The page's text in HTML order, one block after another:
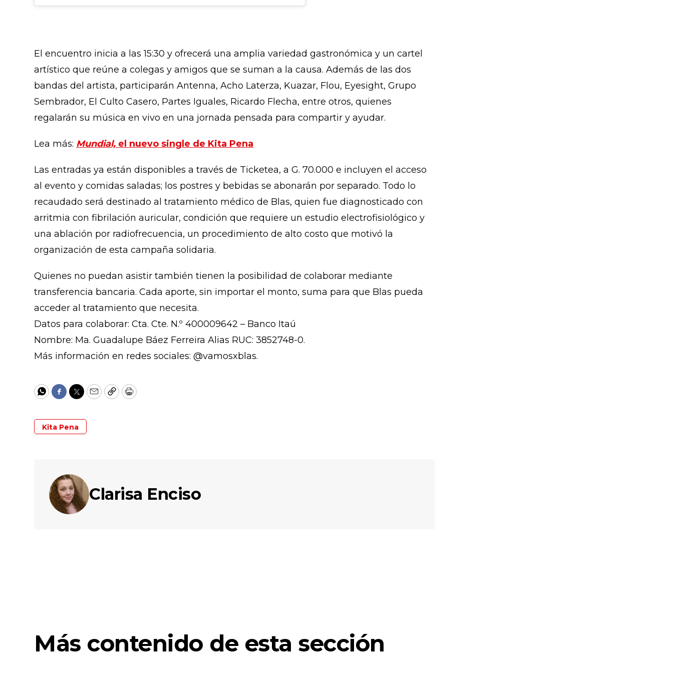
El encuentro inicia a las 15:30 y ofrecerá una amplia variedad gastronómica y un cartel
artístico que reúne a colegas y amigos que se suman a la causa. Además de las dos
bandas del artista, participarán Antenna, Acho Laterza, Kuazar, Flou, Eyesight, Grupo
Sembrador, El Culto Casero, Partes Iguales, Ricardo Flecha, entre otros, quienes
regalarán su música en vivo en una jornada pensada para compartir y ayudar.
Lea más: Mundial, el nuevo single de Kita Pena
Las entradas ya están disponibles a través de Ticketea, a G. 70.000 e incluyen el acceso
al evento y comidas saladas; los postres y bebidas se abonarán por separado. Todo lo
recaudado será destinado al tratamiento médico de Blas, quien fue diagnosticado con
arritmia con fibrilación auricular, condición que requiere un estudio electrofisiológico y
una ablación por radiofrecuencia, un procedimiento de alto costo que motivó la
organización de esta campaña solidaria.
Quienes no puedan asistir también tienen la posibilidad de colaborar mediante
transferencia bancaria. Cada aporte, sin importar el monto, suma para que Blas pueda
acceder al tratamiento que necesita.
Datos para colaborar: Cta. Cte. N.º 400009642 – Banco Itaú
Nombre: Ma. Guadalupe Báez Ferreira Alias RUC: 3852748-0.
Más información en redes sociales: @vamosxblas.
WhatsApp
Facebook
Twitter
EmailCopyPrint
Kita Pena
Clarisa Enciso
Más contenido de esta sección